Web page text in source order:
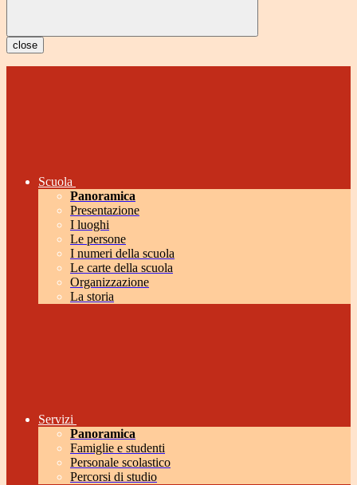
close
Scuola
Panoramica
Presentazione
I luoghi
Le persone
I numeri della scuola
Le carte della scuola
Organizzazione
La storia
Servizi
Panoramica
Famiglie e studenti
Personale scolastico
Percorsi di studio